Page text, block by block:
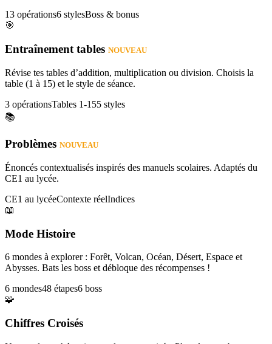
13 opérations6 stylesBoss & bonus
🎯
Entraînement tables NOUVEAU
Révise tes tables d’addition, multiplication ou division. Choisis la
table (1 à 15) et le style de séance.
3 opérationsTables 1-155 styles
📚
Problèmes NOUVEAU
Énoncés contextualisés inspirés des manuels scolaires. Adaptés du
CE1 au lycée.
CE1 au lycéeContexte réelIndices
📖
Mode Histoire
6 mondes à explorer : Forêt, Volcan, Océan, Désert, Espace et
Abysses. Bats les boss et débloque des récompenses !
6 mondes48 étapes6 boss
🧩
Chiffres Croisés